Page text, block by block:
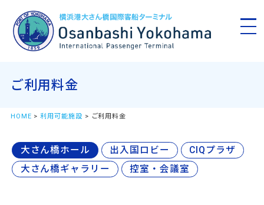
ご利用料金
HOME >利用可能施設 > ご利用料金
大さん橋ホール 出入国ロビー
CIQプラザ
大さん橋ギャラリー
控室・会議室